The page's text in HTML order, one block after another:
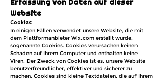
Website
Cookies
In einigen Fällen verwendet unsere Website, die mit
dem Plattformanbieter Wix.com erstellt wurde,
sogenannte Cookies. Cookies verursachen keinen
Schaden auf Ihrem Computer und enthalten keine
Viren. Der Zweck von Cookies ist es, unsere Website
benutzerfreundlicher, effektiver und sicherer zu
machen. Cookies sind kleine Textdateien, die auf Ihrem